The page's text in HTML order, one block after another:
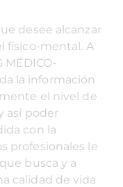
desee alcanzar
físico-mental. A
MÉDICO-
la información
el nivel de
así poder
con la
profesionales le
busca y a
calidad de vida